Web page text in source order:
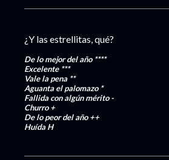
¿Y las estrellitas, qué?
De lo mejor del año ****
Excelente***
Vale la pena **
Aguanta el palomazo *
Fallida con algún mérito-
Churro+
De lo peor del año++
HuídaH